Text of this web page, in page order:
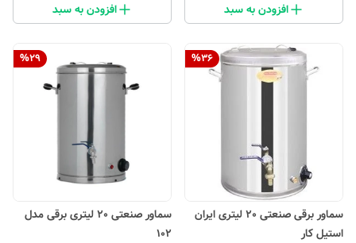
افزودن به سبد افزودن به سبد
%36
سماور برقی صنعتی 20 لیتری ایران
استیل کار
%29
سماور صنعتی 20 لیتری برقی مدل
102